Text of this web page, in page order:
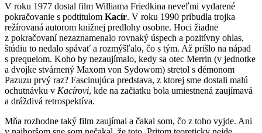
V roku 1977 dostal film Williama Friedkina neveľmi vydarené
pokračovanie s podtitulom Kacír. V roku 1990 pribudla trojka
režírovaná autorom knižnej predlohy osobne. Hoci žiadne
z pokračovaní nezaznamenalo rovnaký úspech a pozitívny ohlas,
štúdiu to nedalo spávať a rozmýšľalo, čo s tým. Až prišlo na nápad
s prequelom. Koho by nezaujímalo, kedy sa otec Merrin (v jednotke
a dvojke stvárnený Maxom von Sydowom) stretol s démonom
Pazuzu prvý raz? Fascinujúca predstava, z ktorej sme dostali malú
ochutnávku v Kacírovi, kde na začiatku bola umiestnená zaujímavá
a dráždivá retrospektíva.
Mňa rozhodne taký film zaujímal a čakal som, čo z toho vyjde. Ani